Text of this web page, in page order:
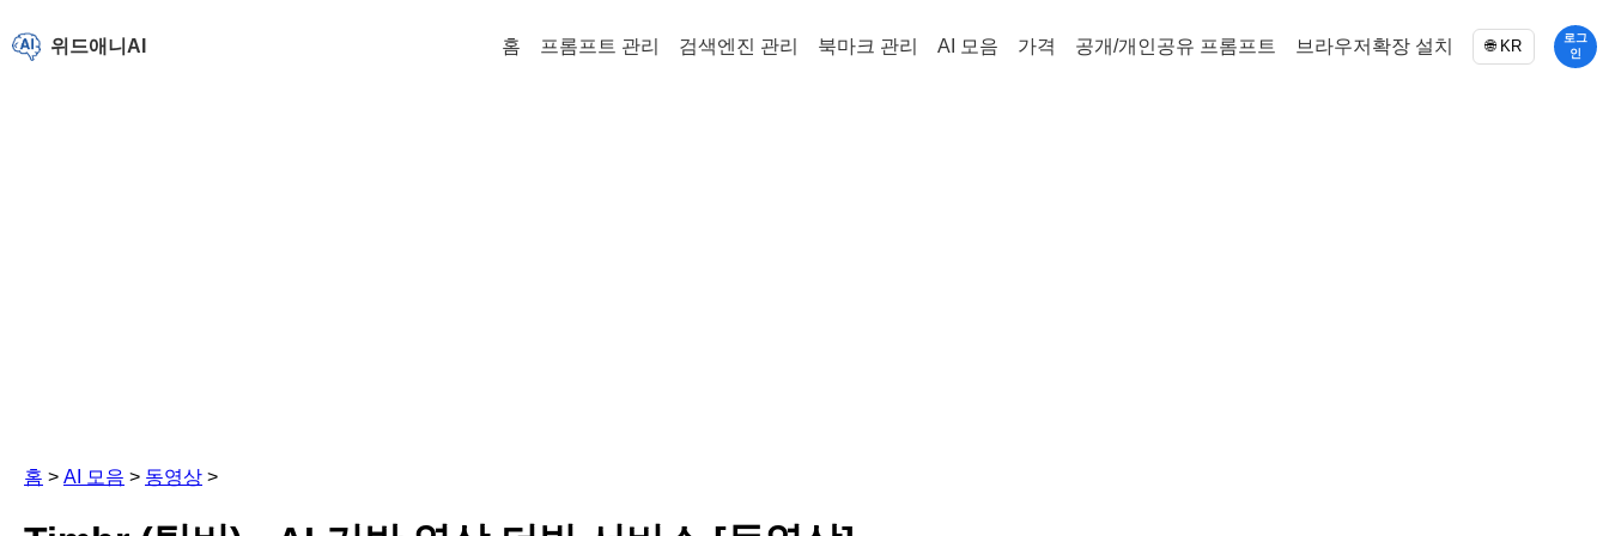
위드애니AI 홈 프롬프트 관리 검색엔진 관리 북마크 관리 AI 모음 가격 공개/개인공유 프롬프트 브라우저확장 설치 🌐 KR
로그
인
홈 > AI 모음 > 동영상 >